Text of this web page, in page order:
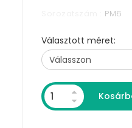
PM6
Választott méret: